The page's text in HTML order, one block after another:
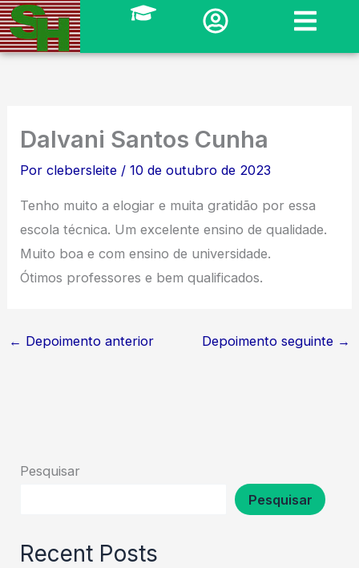
Ir
para
o
Dalvani Santos Cunha
Porclebersleite /10 de outubro de 2023
Tenho muito a elogiar e muita gratidão por essa
escola técnica. Um excelente ensino de qualidade.
Muito boa e com ensino de universidade.
Ótimos professores e bem qualificados.
← Depoimento anterior Depoimento seguinte →
Pesquisar
Pesquisar
Recent Posts